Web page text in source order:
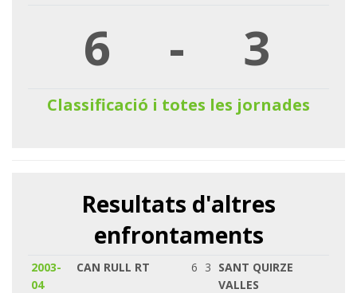
6 - 3
Classificació i totes les jornades
Resultats d'altres
enfrontaments
2003-
04
CAN RULL RT 6 3 SANT QUIRZE
VALLES